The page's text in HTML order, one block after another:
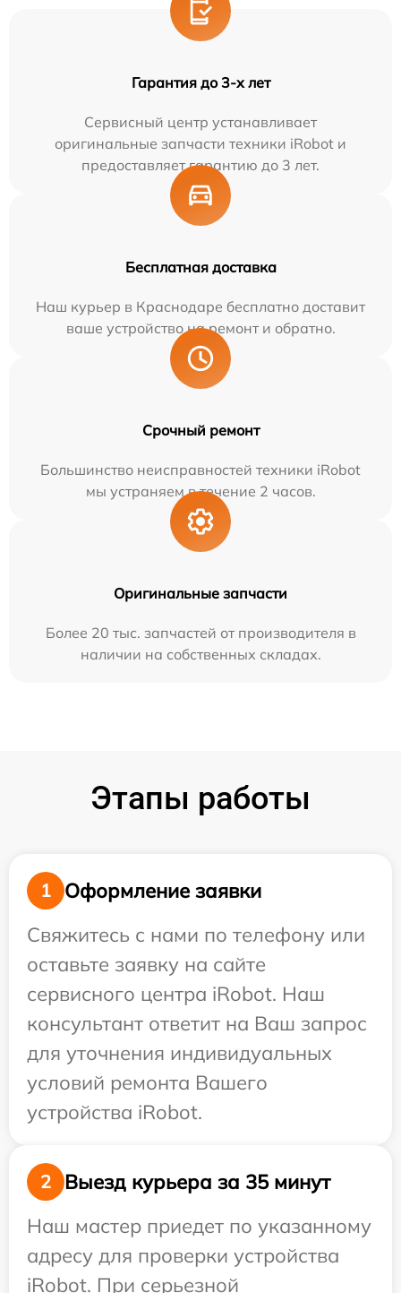
Гарантия до 3-х лет
Сервисный центр устанавливает
оригинальные запчасти техники iRobot и
предоставляет гарантию до 3 лет.
Бесплатная доставка
Наш курьер в Краснодаре бесплатно доставит
ваше устройство на ремонт и обратно.
Срочный ремонт
Большинство неисправностей техники iRobot
мы устраняем в течение 2 часов.
Оригинальные запчасти
Более 20 тыс. запчастей от производителя в
наличии на собственных складах.
Этапы работы
1
Оформление заявки
Свяжитесь с нами по телефону или
оставьте заявку на сайте
сервисного центра iRobot. Наш
консультант ответит на Ваш запрос
для уточнения индивидуальных
условий ремонта Вашего
устройства iRobot.
2
Выезд курьера за 35 минут
Наш мастер приедет по указанному
адресу для проверки устройства
iRobot. При серьезной